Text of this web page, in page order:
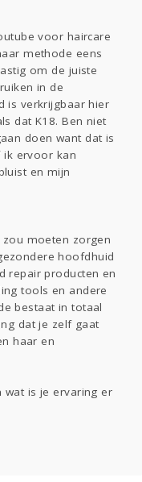
voor haircare
methode eens
om de juiste
in de
is verkrijgbaar hier
dat K18. Ben niet
doen want dat is
ik ervoor kan
en mijn
moeten zorgen
hoofdhuid
repair producten en
tools en andere
bestaat in totaal
dat je zelf gaat
haar en
wat is je ervaring er